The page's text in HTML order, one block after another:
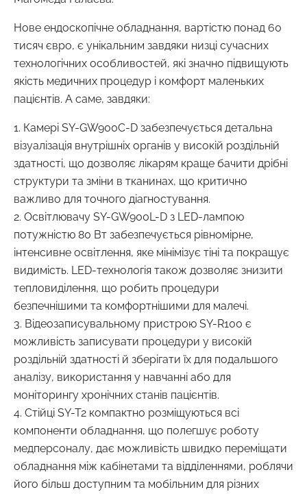
Нове ендоскопічне обладнання, вартістю понад 60
тисяч євро, є унікальним завдяки низці сучасних
технологічних особливостей, які значно підвищують
якість медичних процедур і комфорт маленьких
пацієнтів. А саме, завдяки:
1. Камері SY-GW900C-D забезпечується детальна
візуалізація внутрішніх органів у високій роздільній
здатності, що дозволяє лікарям краще бачити дрібні
структури та зміни в тканинах, що критично
важливо для точного діагностування.
2. Освітлювачу SY-GW900L-D з LED-лампою
потужністю 80 Вт забезпечується рівномірне,
інтенсивне освітлення, яке мінімізує тіні та покращує
видимість. LED-технологія також дозволяє знизити
тепловиділення, що робить процедури
безпечнішими та комфортнішими для малечі.
3. Відеозаписувальному пристрою SY-R100 є
можливість записувати процедури у високій
роздільній здатності й зберігати їх для подальшого
аналізу, використання у навчанні або для
моніторингу хронічних станів пацієнтів.
4. Стійці SY-T2 компактно розміщуються всі
компоненти обладнання, що полегшує роботу
медперсоналу, дає можливість швидко переміщати
обладнання між кабінетами та відділеннями, роблячи
його більш доступним та мобільним для різних